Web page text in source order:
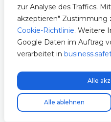
zur Analyse des Traffics.
akzeptieren" Zustimmung
Cookie-Richtlinie. Weitere
Google Daten im Auftrag
verarbeitet in
Alle ablehnen
Alle